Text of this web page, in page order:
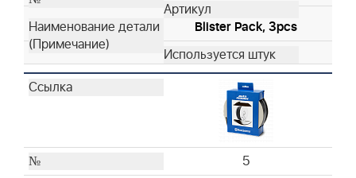
Blister Pack, 3pcs
5